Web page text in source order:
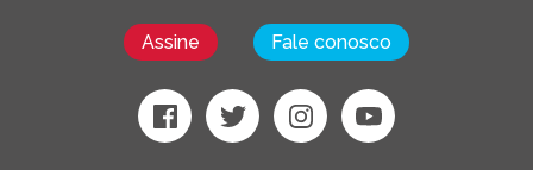
Assine Fale conosco